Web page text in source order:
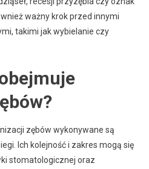
ważny krok przed innymi
takimi jak wybielanie czy
zębów wykonywane są
Ich kolejność i zakres mogą się
stomatologicznej oraz